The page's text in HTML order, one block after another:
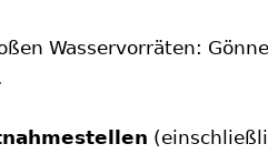
Wasservorräten: